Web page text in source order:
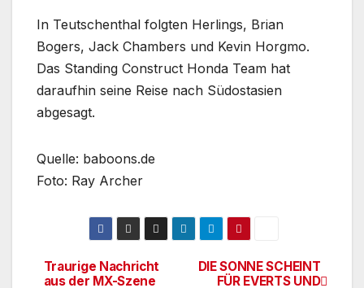
In Teutschenthal folgten Herlings, Brian
Bogers, Jack Chambers und Kevin Horgmo.
Das Standing Construct Honda Team hat
daraufhin seine Reise nach Südostasien
abgesagt.
Quelle: baboons.de
Foto: Ray Archer
Beitrags-
DIE SONNE SCHEINT
FÜR EVERTS UND
Traurige Nachricht
aus der MX-Szene